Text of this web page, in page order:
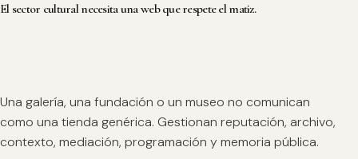
El sector cultural necesita una web que respete el matiz.
Una galería, una fundación o un museo no comunican
como una tienda genérica. Gestionan reputación, archivo,
contexto, mediación, programación y memoria pública.